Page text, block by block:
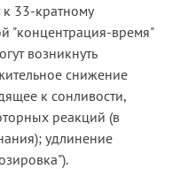
33-кратному
"концентрация-время"
возникнуть
снижение
к сонливости,
реакций (в
удлинение